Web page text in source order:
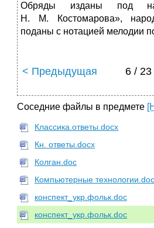
Обряды изданы под
Н. М. Костомарова»,
поданы с нотацией мелодии
< Предыдущая 6 / 23
Соседние файлы в предмете
Классика.ответы.docx
Кн. ответы.docx
Колган.doc
Компьютерные технологии.doc
конспект_укр.фольк.doc
конспект_укр.фольк.doc